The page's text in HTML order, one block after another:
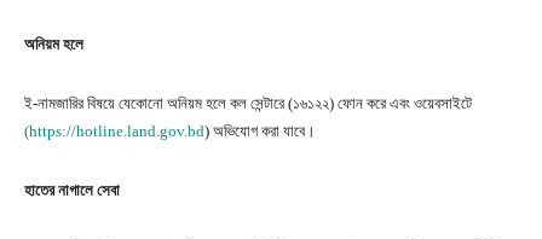
অনিয়ম হলে
ই-নামজারির বিষয়ে যেকোনো অনিয়ম হলে কল সেন্টারে (১৬১২২) ফোন করে এবং ওয়েবসাইটে
(https://hotline.land.gov.bd) অভিযোগ করা যাবে।
হাতের নাগালে সেবা